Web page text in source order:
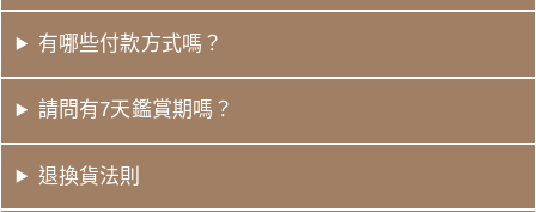
有哪些付款方式嗎？
請問有7天鑑賞期嗎？
退換貨法則